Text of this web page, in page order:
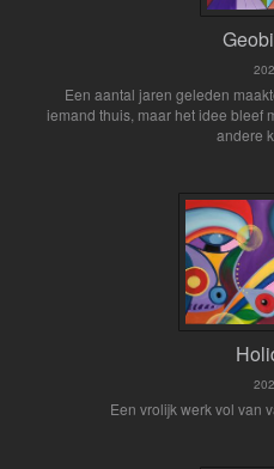
Een aantal jaren geleden
iemand thuis, maar het idee bleef
andere
Een vrolijk werk vol van